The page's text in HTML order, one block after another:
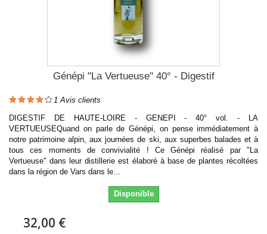
Génépi "La Vertueuse" 40° - Digestif
1 Avis clients
DIGESTIF DE HAUTE-LOIRE - GENEPI - 40° vol. - LA
VERTUEUSEQuand on parle de Génépi, on pense immédiatement à
notre patrimoine alpin, aux journées de ski, aux superbes balades et à
tous ces moments de convivialité ! Ce Génépi réalisé par "La
Vertueuse" dans leur distillerie est élaboré à base de plantes récoltées
dans la région de Vars dans le...
Disponible
32,00 €